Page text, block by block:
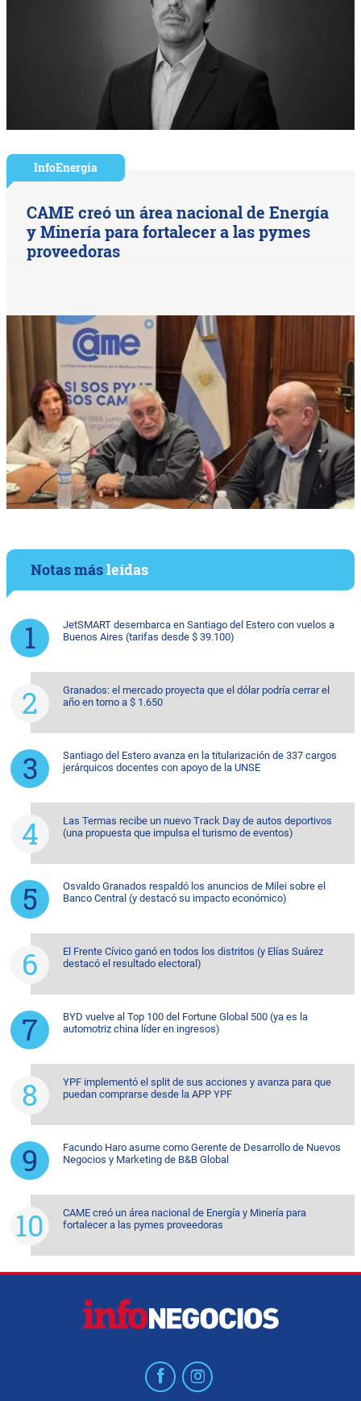
InfoEnergía
CAME creó un área nacional de Energía
y Minería para fortalecer a las pymes
proveedoras
Notas másleídas
JetSMART desembarca en Santiago del Estero con vuelos a
Buenos Aires (tarifas desde $ 39.100)
Granados: el mercado proyecta que el dólar podría cerrar el
año en torno a $ 1.650
Santiago del Estero avanza en la titularización de 337 cargos
jerárquicos docentes con apoyo de la UNSE
Las Termas recibe un nuevo Track Day de autos deportivos
(una propuesta que impulsa el turismo de eventos)
Osvaldo Granados respaldó los anuncios de Milei sobre el
Banco Central (y destacó su impacto económico)
El Frente Cívico ganó en todos los distritos (y Elías Suárez
destacó el resultado electoral)
BYD vuelve al Top 100 del Fortune Global 500 (ya es la
automotriz china líder en ingresos)
YPF implementó el split de sus acciones y avanza para que
puedan comprarse desde la APP YPF
Facundo Haro asume como Gerente de Desarrollo de Nuevos
Negocios y Marketing de B&B Global
CAME creó un área nacional de Energía y Minería para
fortalecer a las pymes proveedoras